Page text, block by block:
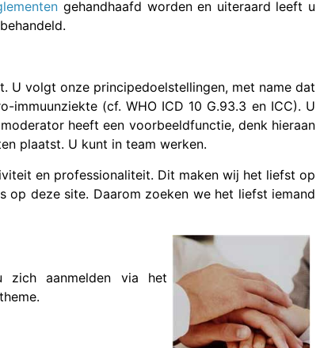
gehandhaafd worden en uiteraard leeft u
volgt onze principedoelstellingen, met name dat
immuunziekte (cf. WHO ICD 10 G.93.3 en ICC). U
heeft een voorbeeldfunctie, denk hieraan
plaatst. U kunt in team werken.
en professionaliteit. Dit maken wij het liefst op
deze site. Daarom zoeken we het liefst iemand
aanmelden via het